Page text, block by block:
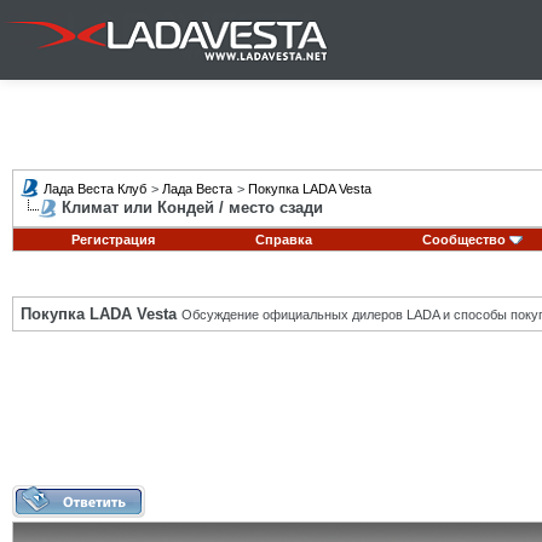
Лада Веста Клуб > Лада Веста > Покупка LADA Vesta
Климат или Кондей / место сзади
Регистрация Справка Сообщество
Покупка LADA Vesta Обсуждение официальных дилеров LADA и способы